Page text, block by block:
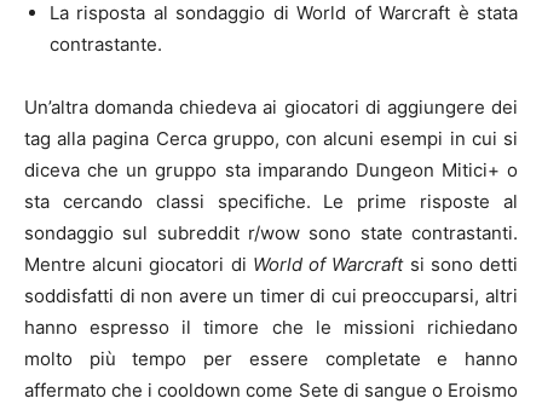
La risposta al sondaggio di World of Warcraft è stata
contrastante.
Un’altra domanda chiedeva ai giocatori di aggiungere dei
tag alla pagina Cerca gruppo, con alcuni esempi in cui si
diceva che un gruppo sta imparando Dungeon Mitici+ o
sta cercando classi specifiche. Le prime risposte al
sondaggio sul subreddit r/wow sono state contrastanti.
Mentre alcuni giocatori di World of Warcraftsi sono detti
soddisfatti di non avere un timer di cui preoccuparsi, altri
hanno espresso il timore che le missioni richiedano
molto più tempo per essere completate e hanno
affermato che i cooldown come Sete di sangue o Eroismo